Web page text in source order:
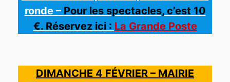
ronde – Pour les spectacles, c’est 10
€. Réservez ici : La Grande Poste
DIMANCHE 4 FÉVRIER – MAIRIE